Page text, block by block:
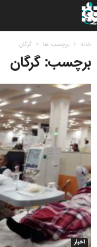
خانه برچسب ها گرگان
برچسب: گرگان
اخبار